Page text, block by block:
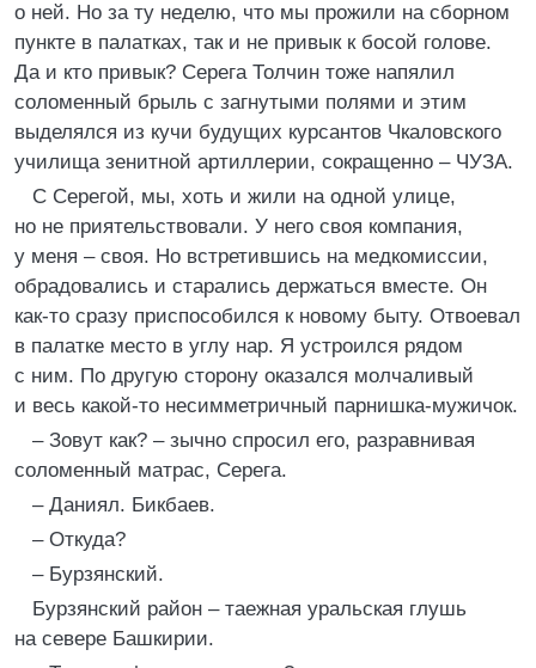
о ней. Но за ту неделю, что мы прожили на сборном
пункте в палатках, так и не привык к босой голове.
Да и кто привык? Серега Толчин тоже напялил
соломенный брыль с загнутыми полями и этим
выделялся из кучи будущих курсантов Чкаловского
училища зенитной артиллерии, сокращенно – ЧУЗА.
С Серегой, мы, хоть и жили на одной улице,
но не приятельствовали. У него своя компания,
у меня – своя. Но встретившись на медкомиссии,
обрадовались и старались держаться вместе. Он
как-то сразу приспособился к новому быту. Отвоевал
в палатке место в углу нар. Я устроился рядом
с ним. По другую сторону оказался молчаливый
и весь какой-то несимметричный парнишка-мужичок.
– Зовут как? – зычно спросил его, разравнивая
соломенный матрас, Серега.
– Даниял. Бикбаев.
– Откуда?
– Бурзянский.
Бурзянский район – таежная уральская глушь
на севере Башкирии.